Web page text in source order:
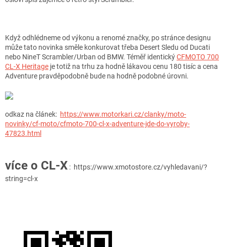
Když odhlédneme od výkonu a renomé značky, po stránce designu
může tato novinka směle konkurovat třeba Desert Sledu od Ducati
nebo NineT Scrambler/Urban od BMW. Téměř identickýCFMOTO 700
CL-X Heritage je totiž na trhu za hodně lákavou cenu 180 tisíc a cena
Adventure pravděpodobně bude na hodně podobné úrovni.
odkaz na článek: https://www.motorkari.cz/clanky/moto-
novinky/cf-moto/cfmoto-700-cl-x-adventure-jde-do-vyroby-
47823.html
více o CL-X : https://www.xmotostore.cz/vyhledavani/?
string=cl-x